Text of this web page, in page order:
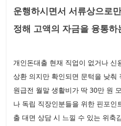
운행하시면서 서류상으로
정해 고액의 자금을 융통하
개인돈대출 현재 직업이 없거나 신
상환 의지만 확인되면 문턱을 낮춰
원급전 월말 생활비가 딱 30만 원
나 독립 직장인분들을 위한 핀포인
출 대면 상담 시 느낄 수 있는 위축